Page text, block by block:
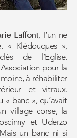
Laffont, l’un ne
« Klédouques »,
de l’Eglise.
pour la
à réhabiliter
et vitraux.
« banc », qu’avait
village corse, la
et Uderzo
un banc ni si